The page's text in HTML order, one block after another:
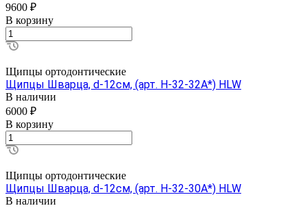
9600 ₽
В корзину
Щипцы ортодонтические
Щипцы Шварца, d-12см, (арт. H-32-32A*) HLW
В наличии
6000 ₽
В корзину
Щипцы ортодонтические
Щипцы Шварца, d-12см, (арт. H-32-30A*) HLW
В наличии